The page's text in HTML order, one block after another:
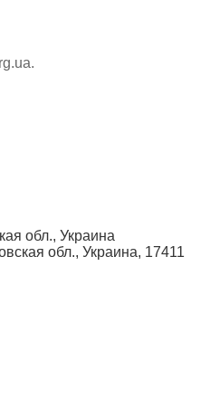
обл., Украина
обл., Украина, 17411